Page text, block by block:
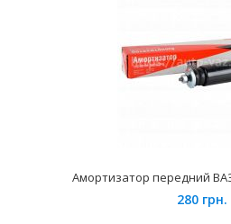
её модификаций. Главной
Амортизатор передний
280 грн.